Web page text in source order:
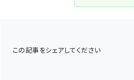
この記事をシェアしてください